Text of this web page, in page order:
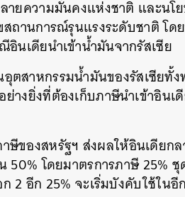
ายความมั่นคงแห่งชาติ และนโ
สถานการณ์รุนแรงระดับชาติ โ
นเดียนำเข้าน้ำมันจากรัสเซีย
ตสาหกรรมน้ำมันของรัสเซียทั้
างยิ่งที่ต้องเก็บภาษีนำเข้าอิน
ษีของสหรัฐฯ ส่งผลให้อินเดีย
50% โดยมาตรการภาษี
2 อีก 25% จะเริ่มบังคับใช้ใน